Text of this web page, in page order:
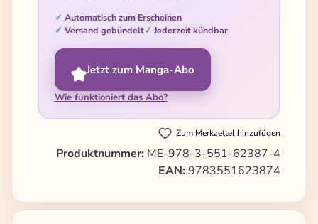
Automatisch zum Erscheinen
Versand gebündelt
Jederzeit kündbar
Jetzt zum Manga-Abo
Wie funktioniert das Abo?
Zum Merkzettel hinzufügen
Produktnummer: ME-978-3-551-62387-4
EAN: 9783551623874